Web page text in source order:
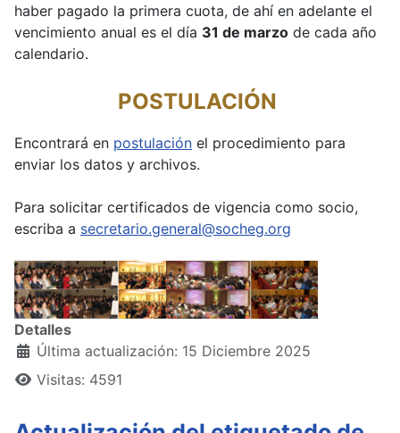
haber pagado la primera cuota, de ahí en adelante el
vencimiento anual es el día 31 de marzo de cada año
calendario.
POSTULACIÓN
Encontrará en postulación el procedimiento para
enviar los datos y archivos.
Para solicitar certificados de vigencia como socio,
escriba a secretario.general@socheg.org
Detalles
Última actualización: 15 Diciembre 2025
Visitas: 4591